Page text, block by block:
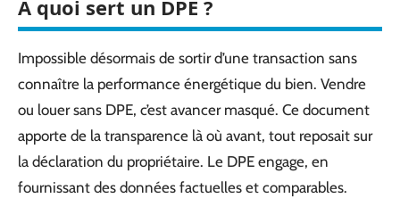
À quoi sert un DPE ?
Impossible désormais de sortir d’une transaction sans
connaître la performance énergétique du bien. Vendre
ou louer sans DPE, c’est avancer masqué. Ce document
apporte de la transparence là où avant, tout reposait sur
la déclaration du propriétaire. Le DPE engage, en
fournissant des données factuelles et comparables.